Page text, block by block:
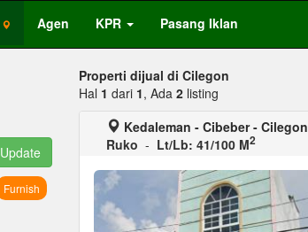
Agen KPR Pasang Iklan
Update
Furnish
Properti dijual di Cilegon
Hal 1 dari 1, Ada 2 listing
Kedaleman - Cibeber - Cilegon
Ruko - Lt/Lb: 41/100 M2